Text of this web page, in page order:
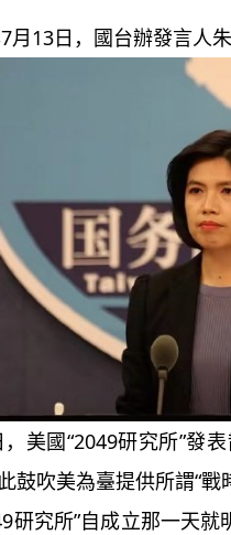
13日，國台辦發言人朱
國“2049研究所”發表
鼓吹美為臺提供所謂“戰
究所”自成立那一天就